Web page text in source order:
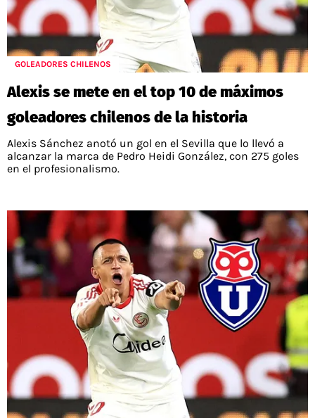
GOLEADORES CHILENOS
Alexis se mete en el top 10 de máximos
goleadores chilenos de la historia
Alexis Sánchez anotó un gol en el Sevilla que lo llevó a
alcanzar la marca de Pedro Heidi González, con 275 goles
en el profesionalismo.